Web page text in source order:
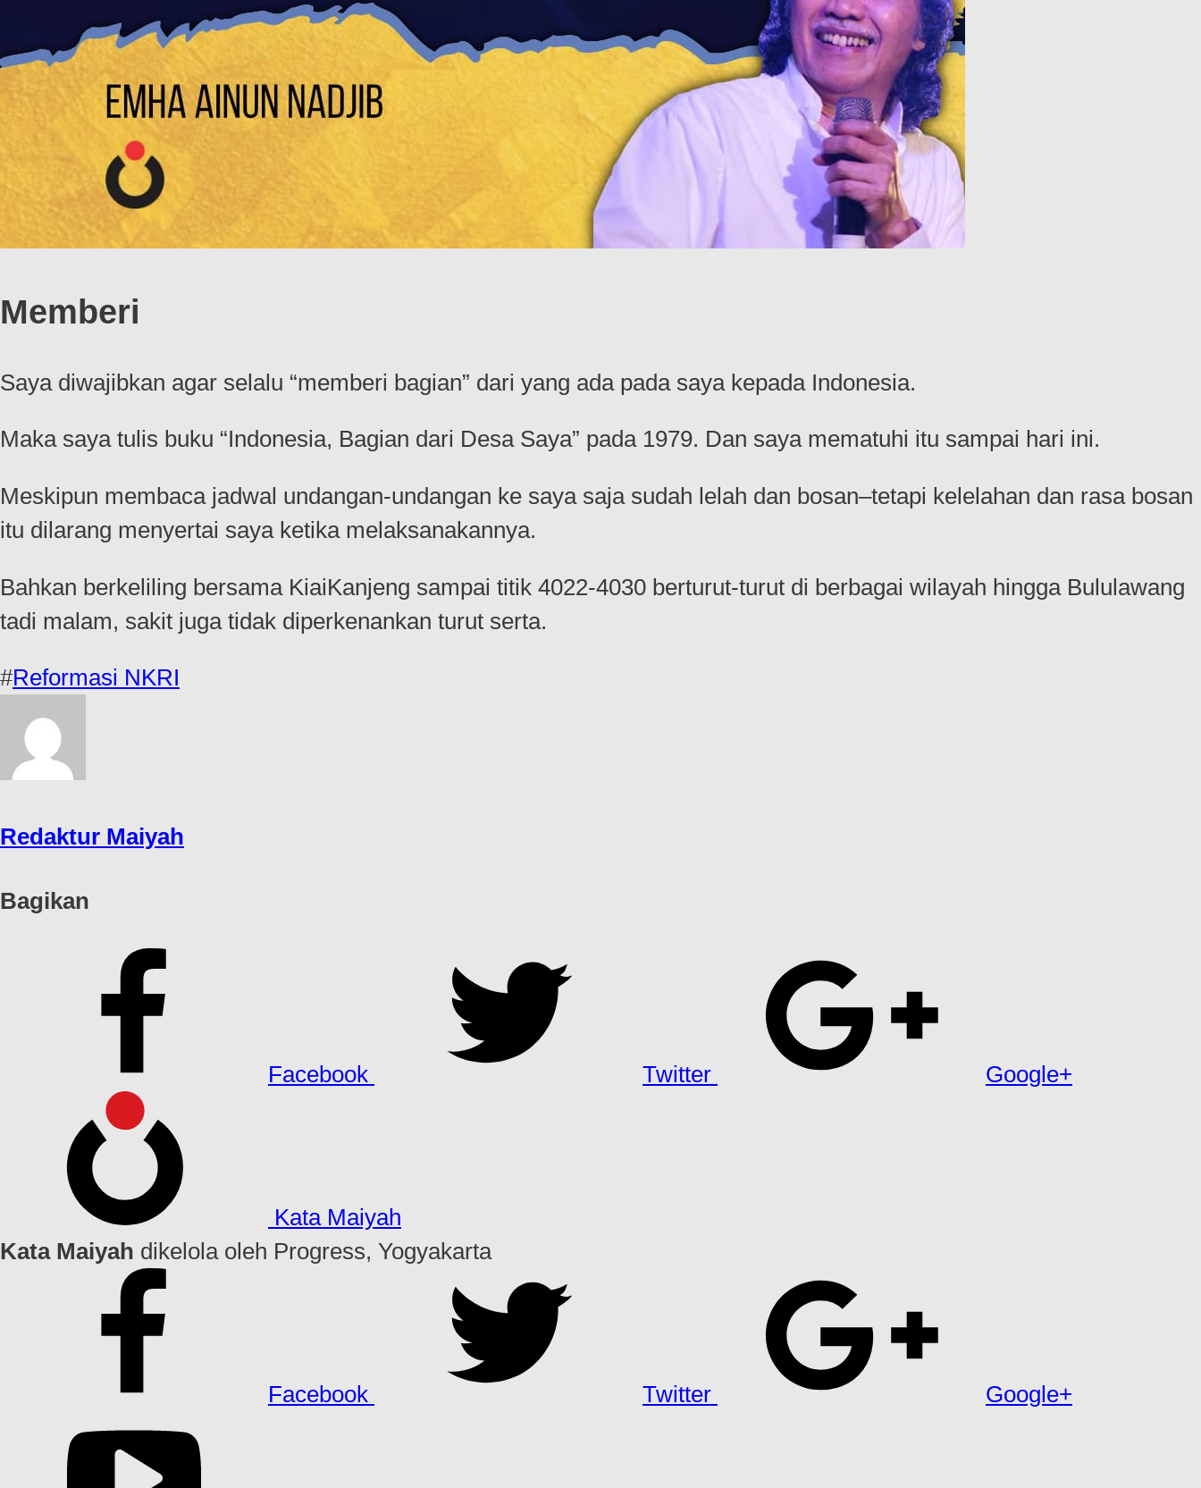
Memberi
Saya diwajibkan agar selalu “memberi bagian” dari yang ada pada saya kepada Indonesia.
Maka saya tulis buku “Indonesia, Bagian dari Desa Saya” pada 1979. Dan saya mematuhi itu sampai hari ini.
Meskipun membaca jadwal undangan-undangan ke saya saja sudah lelah dan bosan–tetapi kelelahan dan rasa bosan
itu dilarang menyertai saya ketika melaksanakannya.
Bahkan berkeliling bersama KiaiKanjeng sampai titik 4022-4030 berturut-turut di berbagai wilayah hingga Bululawang
tadi malam, sakit juga tidak diperkenankan turut serta.
#Reformasi NKRI
Redaktur Maiyah
Bagikan
Facebook Twitter Google+
Kata Maiyah
Kata Maiyah dikelola oleh Progress, Yogyakarta
Facebook Twitter Google+